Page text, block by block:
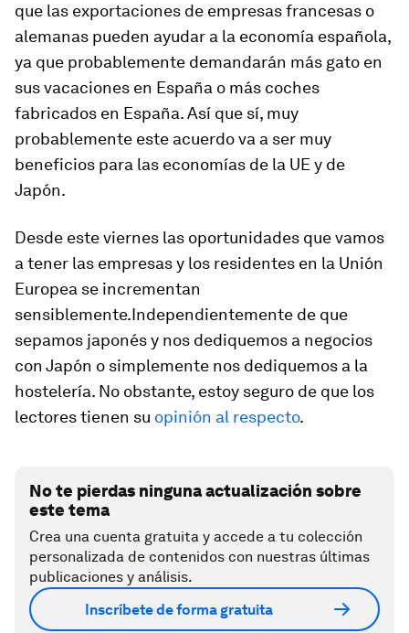
que las exportaciones de empresas francesas o
alemanas pueden ayudar a la economía española,
ya que probablemente demandarán más gato en
sus vacaciones en España o más coches
fabricados en España. Así que sí, muy
probablemente este acuerdo va a ser muy
beneficios para las economías de la UE y de
Japón.
Desde este viernes las oportunidades que vamos
a tener las empresas y los residentes en la Unión
Europea se incrementan
sensiblemente.Independientemente de que
sepamos japonés y nos dediquemos a negocios
con Japón o simplemente nos dediquemos a la
hostelería. No obstante, estoy seguro de que los
lectores tienen su opinión al respecto.
No te pierdas ninguna actualización sobre
este tema
Crea una cuenta gratuita y accede a tu colección
personalizada de contenidos con nuestras últimas
publicaciones y análisis.
Inscríbete de forma gratuita